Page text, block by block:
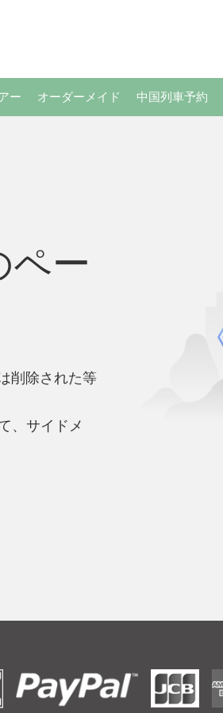
ー オーダーメイド 中国列車予約
ペー
削除された等
、サイドメ